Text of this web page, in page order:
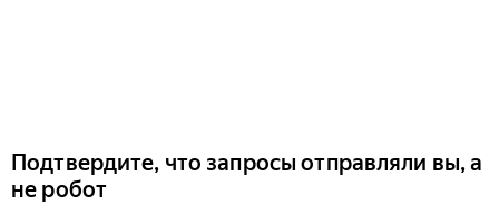
Подтвердите, что запросы отправляли вы, а
не робот